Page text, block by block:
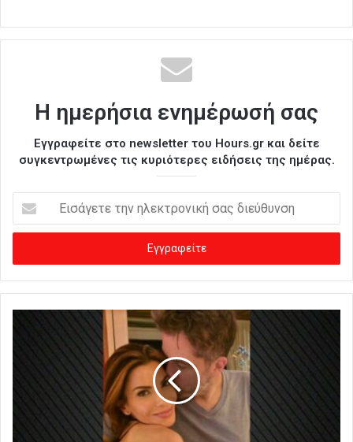
Η ημερήσια ενημέρωσή σας
Εγγραφείτε στο newsletter του Hours.gr και δείτε
συγκεντρωμένες τις κυριότερες ειδήσεις της ημέρας.
σ
γ
ε